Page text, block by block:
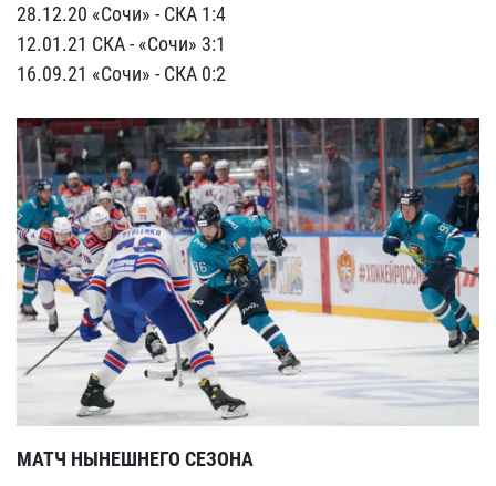
28.12.20 «Сочи» - СКА 1:4
12.01.21 СКА - «Сочи» 3:1
16.09.21 «Сочи» - СКА 0:2
МАТЧ НЫНЕШНЕГО СЕЗОНА